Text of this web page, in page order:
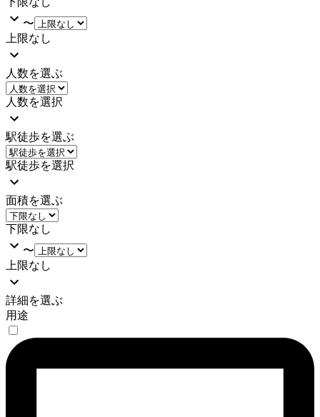
〜
上限なし
人数を選ぶ
人数を選択
駅徒歩を選ぶ
駅徒歩を選択
面積を選ぶ
下限なし
〜
上限なし
詳細を選ぶ
用途